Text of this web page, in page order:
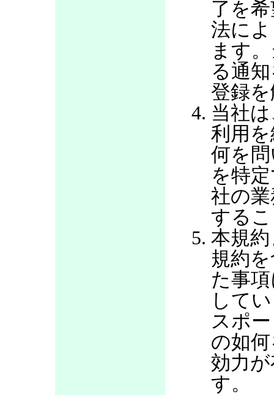
了を
法に
ます
る通
登録
当社
利用
何を
を特
社の
する
本規
規約
た事
して
スポ
の如
効力
す。